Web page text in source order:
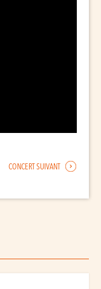
CONCERT SUIVANT